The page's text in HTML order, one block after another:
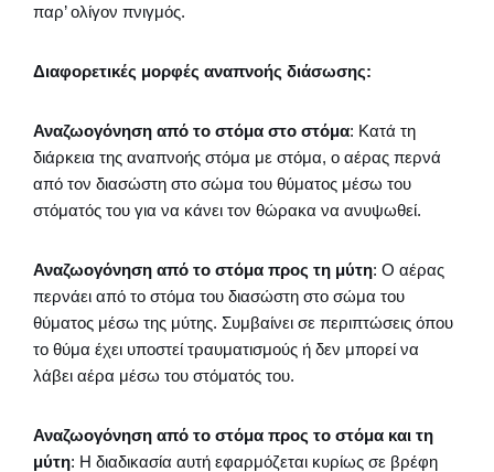
παρ’ ολίγον πνιγμός.
Διαφορετικές μορφές αναπνοής διάσωσης:
Αναζωογόνηση από το στόμα στο στόμα: Κατά τη
διάρκεια της αναπνοής στόμα με στόμα, ο αέρας περνά
από τον διασώστη στο σώμα του θύματος μέσω του
στόματός του για να κάνει τον θώρακα να ανυψωθεί.
Αναζωογόνηση από το στόμα προς τη μύτη: Ο αέρας
περνάει από το στόμα του διασώστη στο σώμα του
θύματος μέσω της μύτης. Συμβαίνει σε περιπτώσεις όπου
το θύμα έχει υποστεί τραυματισμούς ή δεν μπορεί να
λάβει αέρα μέσω του στόματός του.
Αναζωογόνηση από το στόμα προς το στόμα και τη
μύτη: Η διαδικασία αυτή εφαρμόζεται κυρίως σε βρέφη